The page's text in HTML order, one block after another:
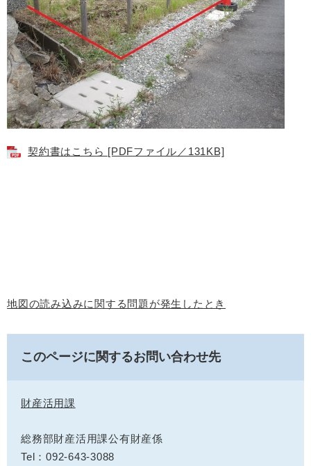
契約書はこちら [PDFファイル／131KB]
地図の読み込みに関する問題が発生したとき
このページに関するお問い合わせ先
財産活用課
総務部財産活用課公有財産係
Tel：092-643-3088